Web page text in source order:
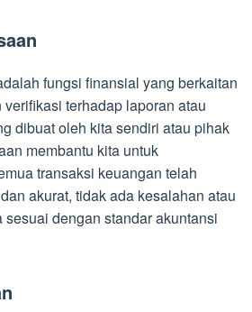
fungsi finansial yang berkaitan
terhadap laporan atau
dibuat oleh kita sendiri atau pihak
membantu kita untuk
transaksi keuangan telah
akurat, tidak ada kesalahan atau
sesuai dengan standar akuntansi